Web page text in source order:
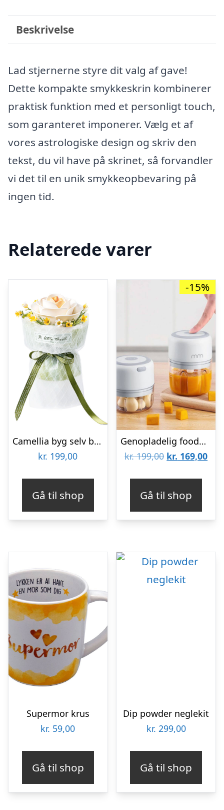
Beskrivelse
Lad stjernerne styre dit valg af gave!
Dette kompakte smykkeskrin kombinerer
praktisk funktion med et personligt touch,
som garanteret imponerer. Vælg et af
vores astrologiske design og skriv den
tekst, du vil have på skrinet, så forvandler
vi det til en unik smykkeopbevaring på
ingen tid.
Relaterede varer
Camellia byg selv blomst Rokrâ¢ (AF011)
kr. 199,00
Gå til shop
-15%
Genopladelig foodprocessor
kr.199,00 Den
kr. 199,00.
kr. 169,00Den
kr.
Gå til shop
Supermor krus
kr. 59,00
Gå til shop
Dip powder neglekit
kr. 299,00
Gå til shop